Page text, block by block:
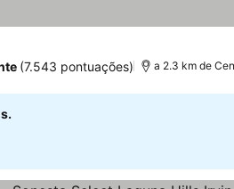
(7.543 pontuações) a 2.3 km de